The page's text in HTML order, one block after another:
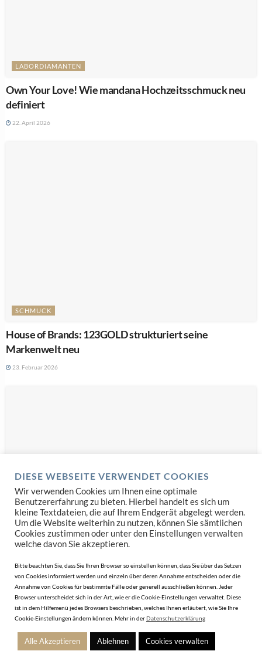
LABORDIAMANTEN
Own Your Love! Wie mandana Hochzeitsschmuck neu
definiert
22. April 2026
SCHMUCK
House of Brands: 123GOLD strukturiert seine
Markenwelt neu
23. Februar 2026
123GOLD schärft sein Systemprofil: „Wir digitalisieren
den Juwelier!“
18. Februar 2026
DIESE WEBSEITE VERWENDET COOKIES
Wir verwenden Cookies um Ihnen eine optimale
Benutzererfahrung zu bieten. Hierbei handelt es sich um
kleine Textdateien, die auf Ihrem Endgerät abgelegt werden.
Um die Website weiterhin zu nutzen, können Sie sämtlichen
Cookies zustimmen oder unter den Einstellungen verwalten
welche davon Sie akzeptieren.
Bitte beachten Sie, dass Sie Ihren Browser so einstellen können, dass Sie über das Setzen
von Cookies informiert werden und einzeln über deren Annahme entscheiden oder die
Annahme von Cookies für bestimmte Fälle oder generell ausschließen können. Jeder
Browser unterscheidet sich in der Art, wie er die Cookie-Einstellungen verwaltet. Diese
ist in dem Hilfemenü jedes Browsers beschrieben, welches Ihnen erläutert, wie Sie Ihre
Cookie-Einstellungen ändern können. Mehr in derDatenschutzerklärung
Alle Akzeptieren Ablehnen Cookies verwalten